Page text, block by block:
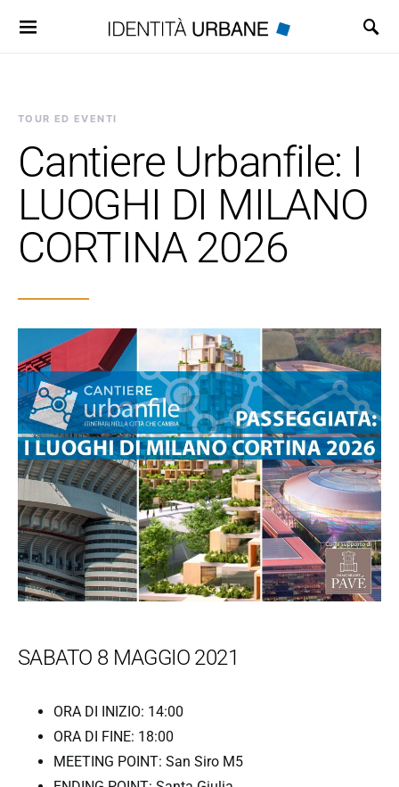
Search for:
TOUR ED EVENTI
Cantiere Urbanfile: I
LUOGHI DI MILANO
CORTINA 2026
SABATO 8 MAGGIO 2021
ORA DI INIZIO: 14:00
ORA DI FINE: 18:00
MEETING POINT: San Siro M5